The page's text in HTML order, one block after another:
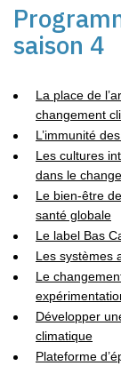
saison 4
La place de
changement
L’immunité
Les cultures
dans le
Le bien-être
santé globale
Le label Bas
Les systèmes
Le
Développer
climatique
Plateforme